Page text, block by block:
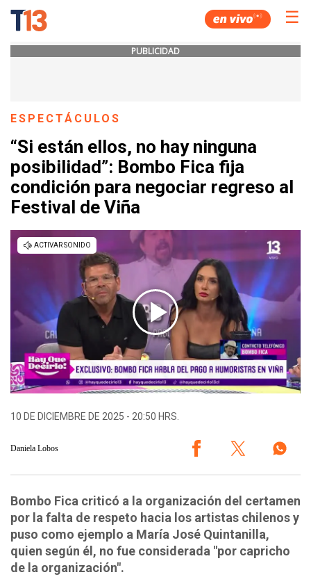
☰
PUBLICIDAD
ESPECTÁCULOS
“Si están ellos, no hay ninguna
posibilidad”: Bombo Fica fija
condición para negociar regreso al
Festival de Viña
10 DE DICIEMBRE DE 2025 - 20:50 HRS.
Daniela Lobos
Bombo Fica criticó a la organización del certamen
por la falta de respeto hacia los artistas chilenos y
puso como ejemplo a María José Quintanilla,
quien según él, no fue considerada "por capricho
de la organización".